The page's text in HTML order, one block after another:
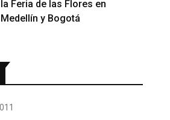
la Feria de las Flores en
Medellín y Bogotá